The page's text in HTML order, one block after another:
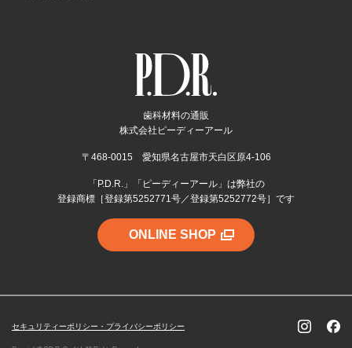
歯科材料の通販
株式会社ピーディーアール
〒468-0015 愛知県名古屋市天白区原4-106
「P.D.R.」「ピーディーアール」は弊社の
登録商標［登録第5252771号／登録第5252772号］です
ONLINE SHOP
セキュリティーポリシー・プライバシーポリシー